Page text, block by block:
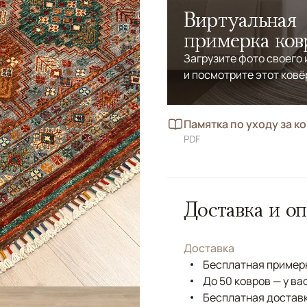
Виртуальная
примерка
Загрузите фото своего
и посмотрите этот
Памятка по уходу за
PDF
Доставка и
Доставка
Бесплатная
До 50 ковров — у
Бесплатная